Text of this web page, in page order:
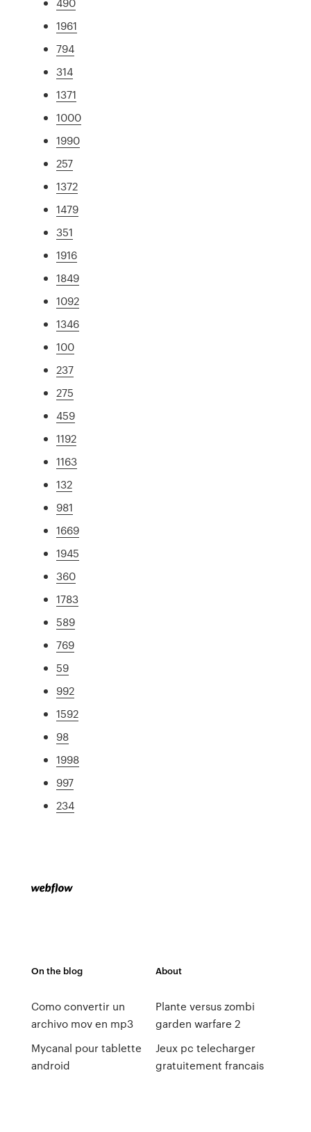
1961
794
314
1371
1000
1990
257
1372
1479
351
1916
1849
1092
1346
100
237
275
459
1192
1163
132
981
1669
1945
360
1783
589
769
59
992
1592
98
1998
997
234
On the blog
Como convertir un
archivo mov en mp3
Mycanal pour tablette
android
About
Plante versus zombi
garden warfare 2
Jeux pc telecharger
gratuitement francais